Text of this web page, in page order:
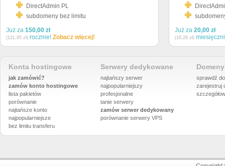
DirectAdmin PL
subdomeny bez limitu
Już za 150,00 zł
(121,95 zł) rocznie! Zobacz więcej!
Już za 20,00 zł
(16,26 zł)
Konta hostingowe
jak zamówić?
zamów konto hostingowe
lista pakietów
porównanie
najtańsze konto
najpopularniejsze
bez limitu transferu
Serwery dedykowane
najtańszy serwer
najpopularniejszy
profesjonalne
tanie serwery
zamów serwer dedykowany
porównanie serwery VPS
sprawdź
zarejestruj